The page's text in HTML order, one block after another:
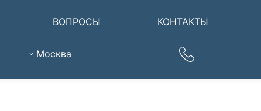
ВОПРОСЫ КОНТАКТЫ
Москва